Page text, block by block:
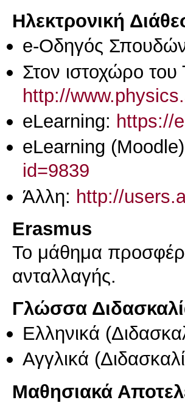
Ηλεκτρονική
e-Οδηγός
Στον ιστοχώρο του
http://
eLearning: https://
eLearning
id=9839
Άλλη: http://
Erasmus
Το μάθημα
ανταλλαγής.
Γλώσσα
Ελληνικά
Αγγλικά
Μαθησιακά